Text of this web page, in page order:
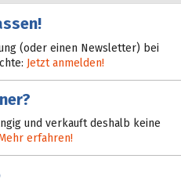
(oder einen Newsletter) bei
Jetzt anmelden!
und verkauft deshalb keine
erfahren!